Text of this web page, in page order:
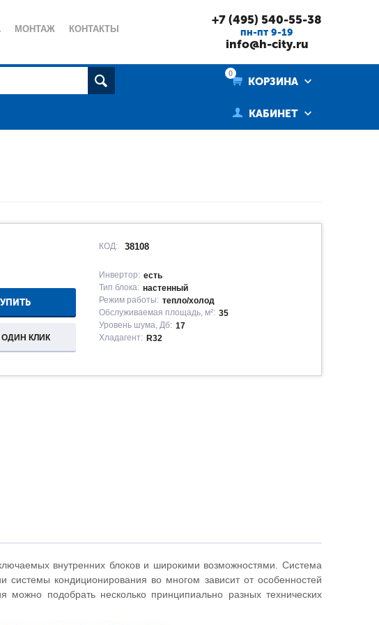
МОНТАЖ КОНТАКТЫ
+7 (495) 540-55-38
пн-пт 9-19
info@h-city.ru
0
КОРЗИНА
КАБИНЕТ
ОДИН КЛИК
КОД: 38108
Инвертор: есть
Тип блока: настенный
Режим работы: тепло/холод
Обслуживаемая площадь, м²: 35
Уровень шума, Дб: 17
Хладагент: R32
внутренних блоков и широкими возможностями. Система
кондиционирования во многом зависит от особенностей
подобрать несколько принципиально разных технических